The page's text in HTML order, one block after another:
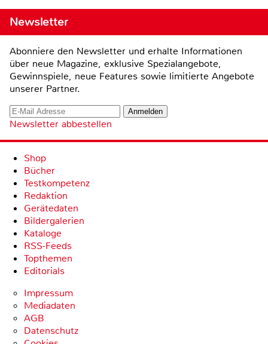
Newsletter
Abonniere den Newsletter und erhalte Informationen
über neue Magazine, exklusive Spezialangebote,
Gewinnspiele, neue Features sowie limitierte Angebote
unserer Partner.
Newsletter abbestellen
Shop
Bücher
Testkompetenz
Redaktion
Gerätedaten
Bildergalerien
Kataloge
RSS-Feeds
Topthemen
Editorials
Impressum
Mediadaten
AGB
Datenschutz